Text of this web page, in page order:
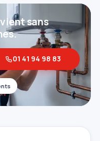
sans
01 41 94 98 83